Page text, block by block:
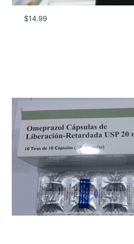
$14.99